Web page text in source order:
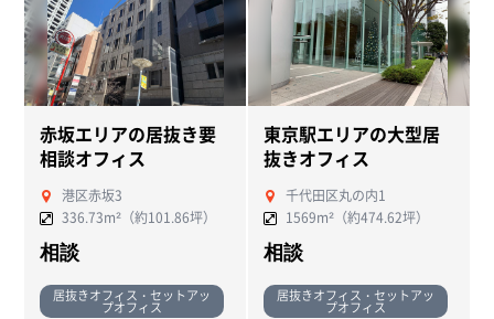
赤坂エリアの居抜き要
相談オフィス
港区赤坂3
336.73m²（約101.86坪）
相談
居抜きオフィス・セットアッ
プオフィス
東京駅エリアの大型居
抜きオフィス
千代田区丸の内1
1569m²（約474.62坪）
相談
居抜きオフィス・セットアッ
プオフィス